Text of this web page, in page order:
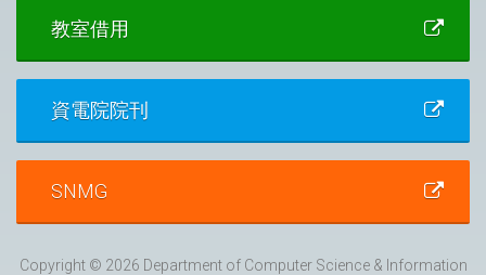
教室借用
資電院院刊
SNMG
Copyright © 2026 Department of Computer Science & Information